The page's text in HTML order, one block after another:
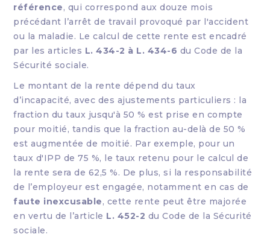
référence, qui correspond aux douze mois
précédant l’arrêt de travail provoqué par l'accident
ou la maladie. Le calcul de cette rente est encadré
par les articles L. 434-2 à L. 434-6 du Code de la
Sécurité sociale.
Le montant de la rente dépend du taux
d’incapacité, avec des ajustements particuliers : la
fraction du taux jusqu'à 50 % est prise en compte
pour moitié, tandis que la fraction au-delà de 50 %
est augmentée de moitié. Par exemple, pour un
taux d'IPP de 75 %, le taux retenu pour le calcul de
la rente sera de 62,5 %. De plus, si la responsabilité
de l’employeur est engagée, notamment en cas de
faute inexcusable, cette rente peut être majorée
en vertu de l’article L. 452-2 du Code de la Sécurité
sociale.